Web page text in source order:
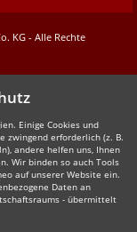
KG - Alle Rechte
Einige Cookies und
zwingend erforderlich (z. B.
andere helfen uns, Ihnen
Wir binden so auch Tools
auf unserer Website ein.
Daten an
- übermittelt